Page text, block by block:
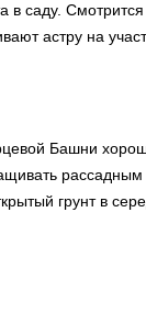
саду.
астру на
Башни
грунт в